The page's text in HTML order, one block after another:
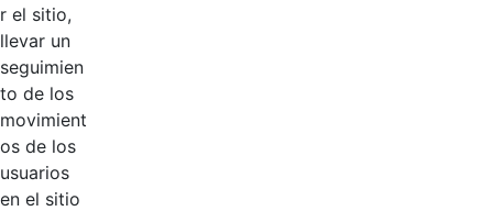
Productos
AÑADIR COMENTARIOS
r el sitio,
llevar un
seguimien
to de los
movimient
os de los
usuarios
en el sitio